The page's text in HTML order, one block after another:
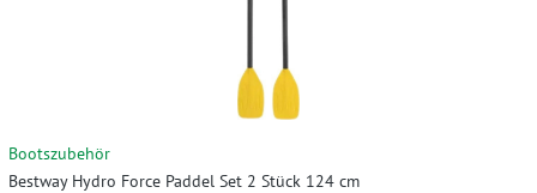
Bootszubehör
Bestway Hydro Force Paddel Set 2 Stück 124 cm